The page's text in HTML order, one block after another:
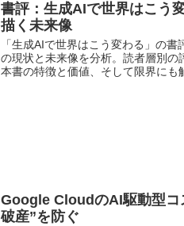
書評：生成AIで世界はこう
描く未来像
「生成AIで世界はこう変わる」の
の現状と未来像を分析。読者層別の
本書の特徴と価値、そして限界にも
Google CloudのAI駆動型コ
破産”を防ぐ